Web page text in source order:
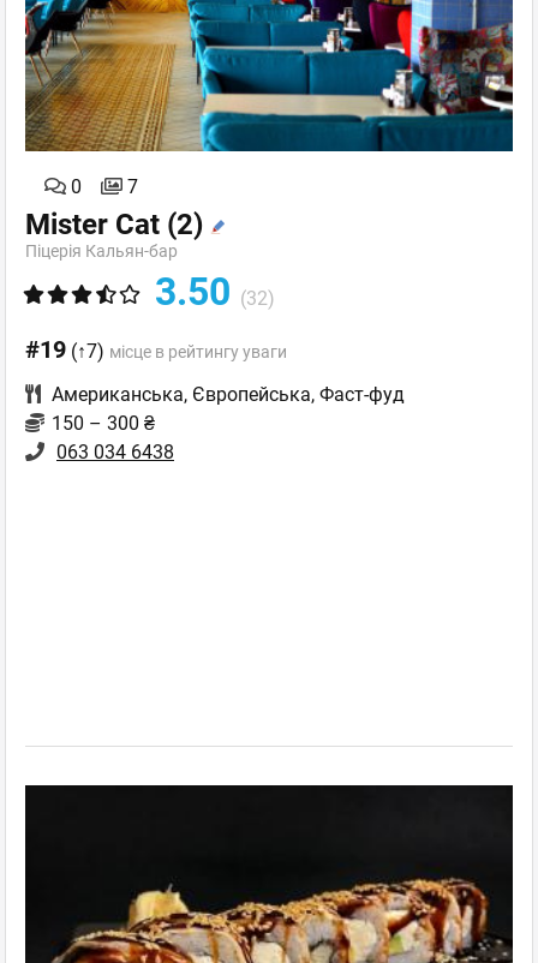
0 7
Mister Cat (2)
Піцерія Кальян-бар
3.50 (32)
#19 (↑7) місце в рейтингу уваги
Американська, Європейська, Фаст-фуд
150 – 300 ₴
063 034 6438